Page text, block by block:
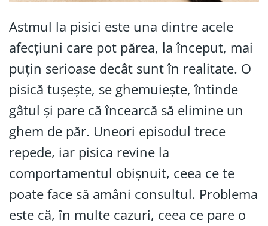
Astmul la pisici este una dintre acele
afecțiuni care pot părea, la început, mai
puțin serioase decât sunt în realitate. O
pisică tușește, se ghemuiește, întinde
gâtul și pare că încearcă să elimine un
ghem de păr. Uneori episodul trece
repede, iar pisica revine la
comportamentul obișnuit, ceea ce te
poate face să amâni consultul. Problema
este că, în multe cazuri, ceea ce pare o